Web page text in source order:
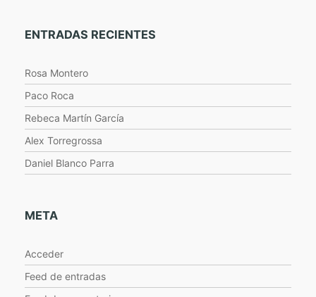
ENTRADAS RECIENTES
Rosa Montero
Paco Roca
Rebeca Martín García
Alex Torregrossa
Daniel Blanco Parra
META
Acceder
Feed de entradas